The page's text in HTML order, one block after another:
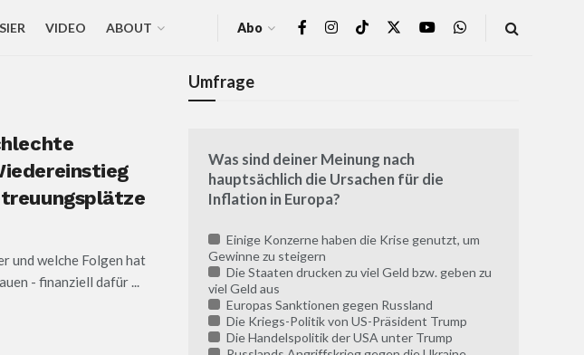
VIDEO ABOUT Abo
und welche Folgen hat
- finanziell dafür ...
Umfrage
Was sind deiner Meinung nach
hauptsächlich die Ursachen für die
Inflation in Europa?
Einige Konzerne haben die Krise genutzt, um
Gewinne zu steigern
Die Staaten drucken zu viel Geld bzw. geben zu
viel Geld aus
Europas Sanktionen gegen Russland
Die Kriegs-Politik von US-Präsident Trump
Die Handelspolitik der USA unter Trump